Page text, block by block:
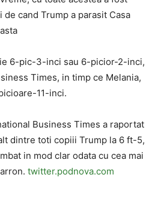
cand Trump a parasit Casa
6-pic-3-inci sau 6-picior-2-inci,
Times, in timp ce Melania,
11-inci.
Business Times a raportat
dintre toti copiii Trump la 6 ft-5,
in mod clar odata cu cea mai
twitter.podnova.com